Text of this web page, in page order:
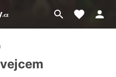
Přejít
na
Moje